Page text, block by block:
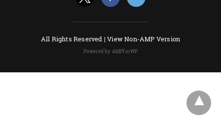
All Rights Reserved |View Non-AMP Version
Powered by AMPforWP